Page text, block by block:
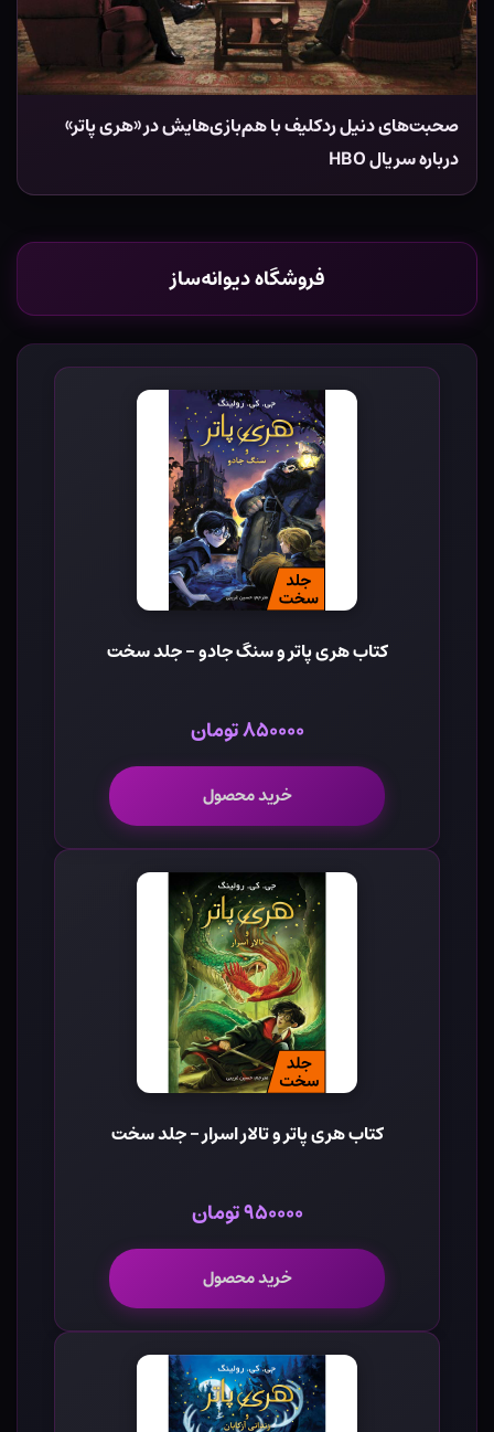
صحبت‌های دنیل ردکلیف با هم‌بازی‌هایش در «هری پاتر»
درباره سریال HBO
فروشگاه دیوانه‌ساز
کتاب هری پاتر و سنگ جادو - جلد سخت
۸۵۰۰۰۰ تومان
خرید محصول
کتاب هری پاتر و تالار اسرار - جلد سخت
۹۵۰۰۰۰ تومان
خرید محصول